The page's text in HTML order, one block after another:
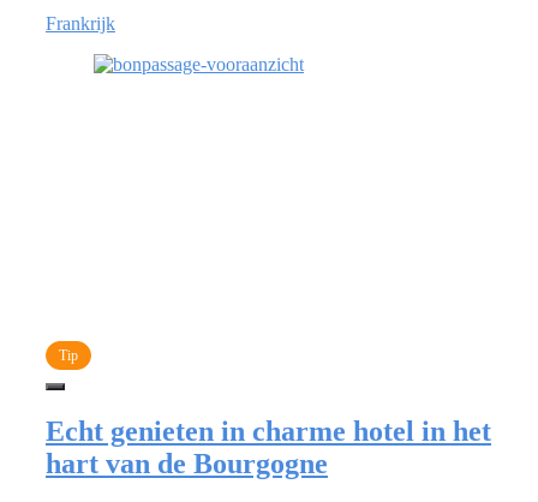
Frankrijk
Tip
Echt genieten in charme hotel in het
hart van de Bourgogne